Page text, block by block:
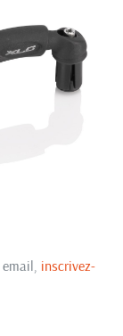
inscrivez-